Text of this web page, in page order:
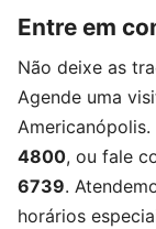
Entre em
Não deixe as
Agende uma
Americanópolis.
4800, ou fale
6739.
horários